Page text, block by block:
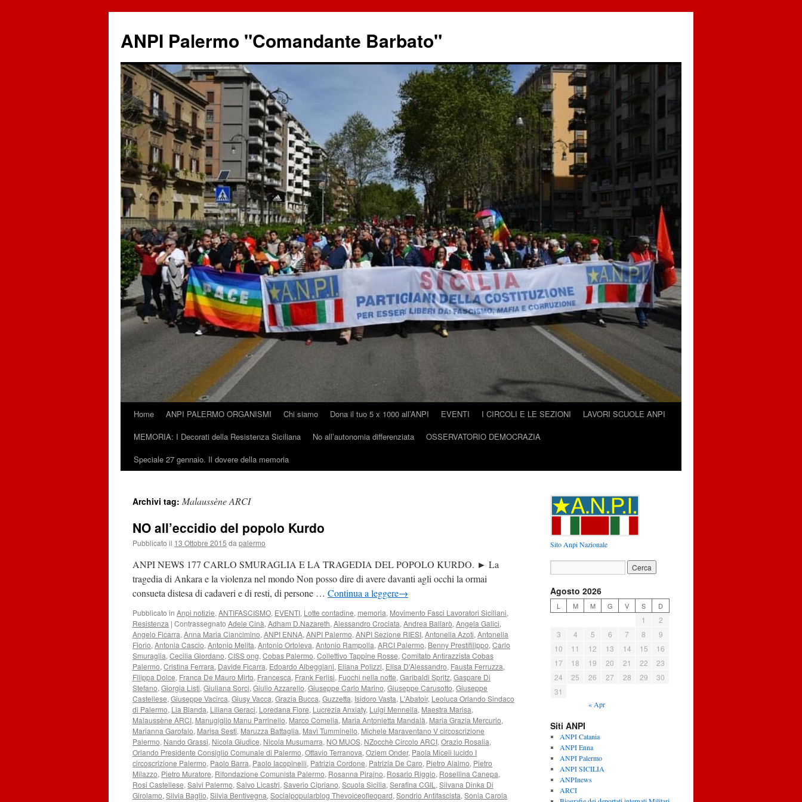
ANPI Palermo "Comandante Barbato"
Vai
contenuto
Home ANPI PALERMO ORGANISMI Chi siamo Dona il tuo 5 x 1000 all’ANPI EVENTI I CIRCOLI E LE SEZIONI
LAVORI SCUOLE ANPI
MEMORIA: I Decorati della Resistenza Siciliana
No all’autonomia differenziata
OSSERVATORIO DEMOCRAZIA
Speciale 27 gennaio. Il dovere della memoria
Archivi tag: Malaussène ARCI
NO all’eccidio del popolo Kurdo
Pubblicato il 13 Ottobre 2015 da palermo
ANPI NEWS 177 CARLO SMURAGLIA E LA TRAGEDIA DEL POPOLO KURDO. ► La
tragedia di Ankara e la violenza nel mondo Non posso dire di avere davanti agli occhi la ormai
consueta distesa di cadaveri e di resti, di persone … Continua a leggere→
Pubblicato in Anpi notizie, ANTIFASCISMO, EVENTI, Lotte contadine, memoria, Movimento Fasci Lavoratori Siciliani,
Resistenza | Contrassegnato Adele Cinà, Adham D.Nazareth, Alessandro Crociata, Andrea Ballarò, Angela Galici,
Angelo Ficarra, Anna Maria Ciancimino, ANPI ENNA, ANPI Palermo, ANPI Sezione RIESI, Antonella Azoti, Antonella
Florio, Antonia Cascio, Antonio Melita, Antonio Ortoleva, Antonio Rampolla, ARCI Palermo, Benny Prestifilippo, Carlo
Smuraglia, Cecilia Giordano, CISS ong, Cobas Palermo, Collettivo Tappine Rosse, Comitato Antirazzista Cobas
Palermo, Cristina Ferrara, Davide Ficarra, Edoardo Albeggiani, Eliana Polizzi, Elisa D'Alessandro, Fausta Ferruzza,
Filippa Dolce, Franca De Mauro Mirto, Francesca, Frank Ferlisi, Fuochi nella notte, Garibaldi Spritz, Gaspare Di
Stefano, Giorgia Listi, Giuliana Sorci, Giulio Azzarello, Giuseppe Carlo Marino, Giuseppe Carusotto, Giuseppe
Castellese, Giuseppe Vacirca, Giusy Vacca, Grazia Bucca, Guzzetta, Isidoro Vasta, L'Abatoir, Leoluca Orlando Sindaco
di Palermo, Lia Blanda, Liliana Geraci, Loredana Fiore, Lucrezia Anxiaty, Luigi Mennella, Maestra Marisa,
Malaussène ARCI, Manugiglio Manu Parrinello, Marco Comella, Maria Antonietta Mandalà, Maria Grazia Mercurio,
Marianna Garofalo, Marisa Sesti, Maruzza Battaglia, Mavì Tumminello, Michele Maraventano V circoscrizione
Palermo, Nando Grassi, Nicola Giudice, Nicola Musumarra, NO MUOS, NZocchè Circolo ARCI, Orazio Rosalia,
Orlando Presidente Consiglio Comunale di Palermo, Ottavio Terranova, Oziem Onder, Paola Miceli lucido I
circoscrizione Palermo, Paolo Barra, Paolo Iacopinelli, Patrizia Cordone, Patrizia De Caro, Pietro Alaimo, Pietro
Milazzo, Pietro Muratore, Rifondazione Comunista Palermo, Rosanna Pirajno, Rosario Riggio, Rosellina Canepa,
Rosi Castellese, Salvi Palermo, Salvo Licastri, Saverio Cipriano, Scuola Sicilia, Serafina CGIL , Silvana Dinka Di
Girolamo, Silvia Baglio, Silvia Bentivegna, Socialpopularblog Thevoiceofleopard, Sondrio Antifascista, Sonia Carola
Sito Anpi Nazionale
Agosto 2026
L M M G V S D
1
2
3
4 5 6 7 8
9
10
11 12 13 14 15
16
17
18 19 20 21 22
23
24
25 26 27 28 29
30
31
« Apr
Siti ANPI
ANPI Catania
ANPI Enna
ANPI Palermo
ANPI SICILIA
ANPInews
ARCI